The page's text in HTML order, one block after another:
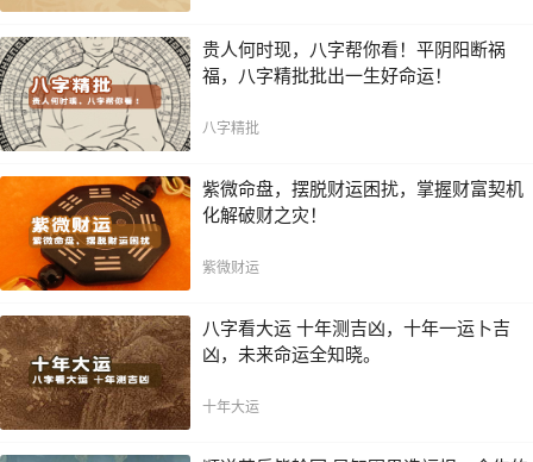
贵人何时现，八字帮你看！平阴阳断祸
福，八字精批批出一生好命运！
八字精批
紫微命盘，摆脱财运困扰，掌握财富契机
化解破财之灾！
紫微财运
八字看大运 十年测吉凶，十年一运卜吉
凶，未来命运全知晓。
十年大运